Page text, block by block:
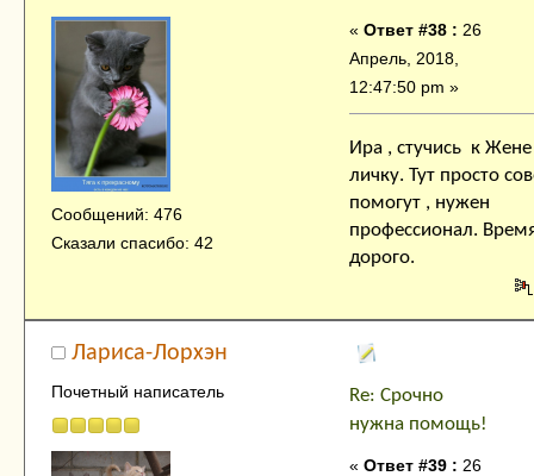
Сообщений: 476
Сказали спасибо: 42
« Ответ #38 : 26
Апрель, 2018,
12:47:50 pm »
Ира , стучись к Жене
личку. Тут просто
помогут , нужен
профессионал.
дорого.
Лариса-Лорхэн
Почетный написатель
Re: Срочно
нужна помощь!
« Ответ #39 : 26